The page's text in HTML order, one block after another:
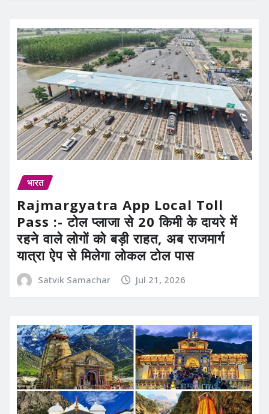
भारत
Rajmargyatra App Local Toll
Pass :- टोल प्लाजा से 20 किमी के दायरे में
रहने वाले लोगों को बड़ी राहत, अब राजमार्ग
यात्रा ऐप से मिलेगा लोकल टोल पास
Satvik Samachar Jul 21, 2026